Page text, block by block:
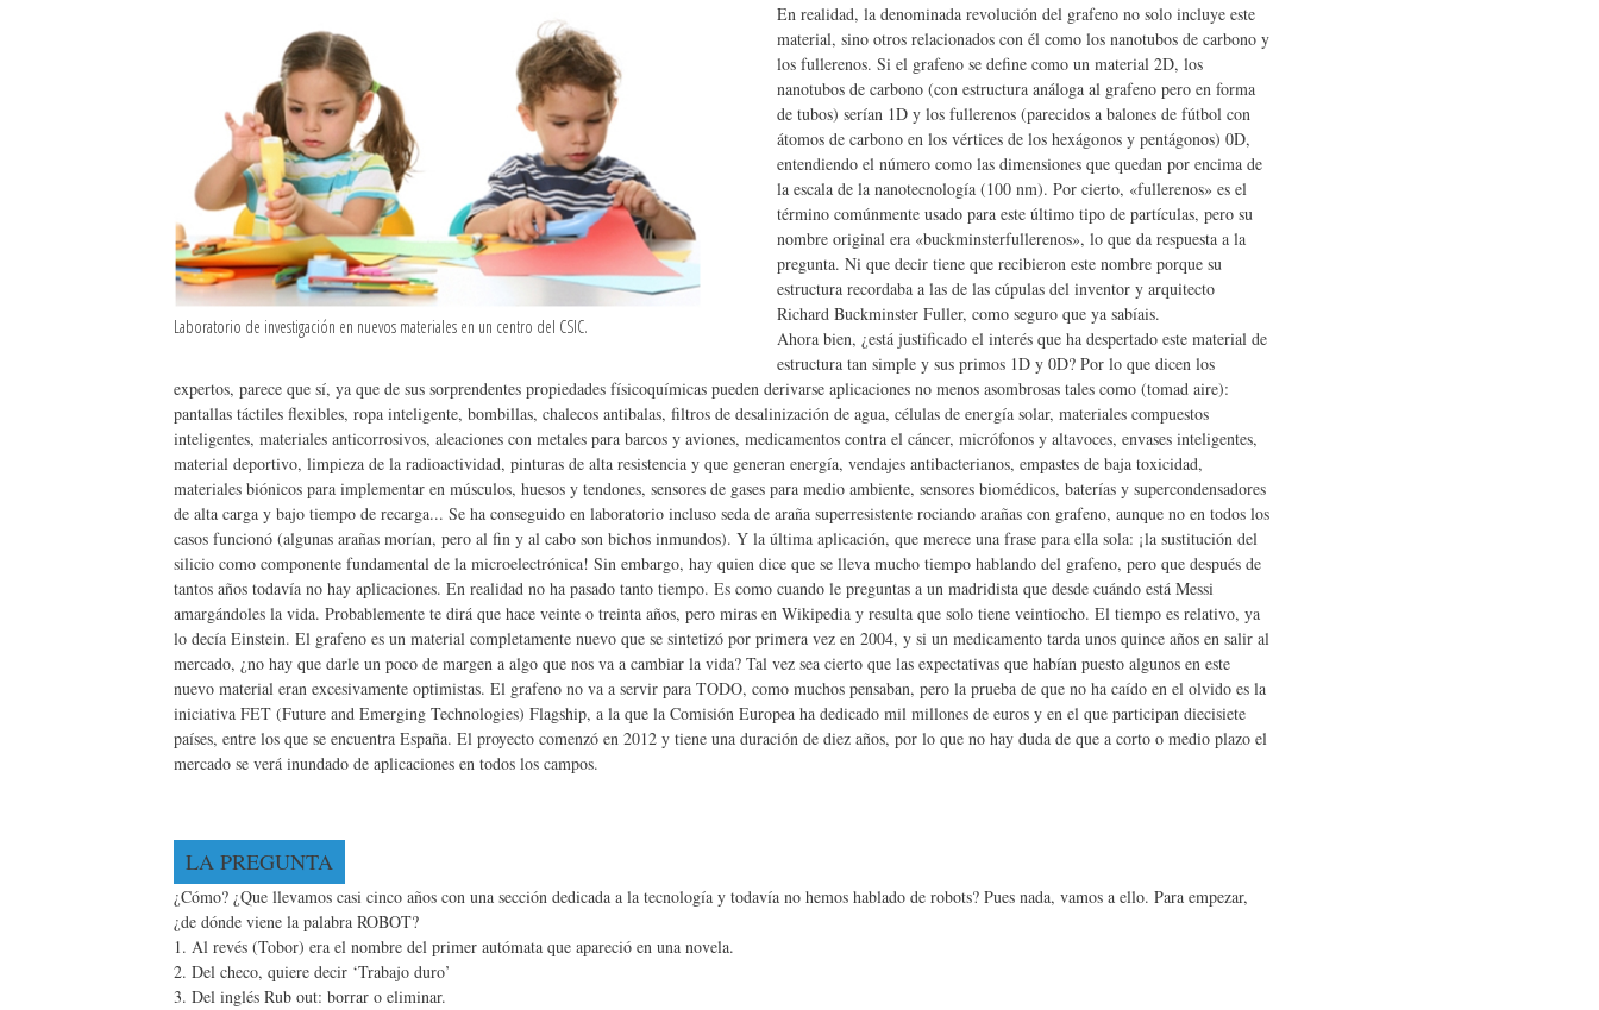
Laboratorio de investigación en nuevos materiales en un centro del CSIC.
En realidad, la denominada revolución del grafeno no solo incluye este
material, sino otros relacionados con él como los nanotubos de carbono y
los fullerenos. Si el grafeno se define como un material 2D, los
nanotubos de carbono (con estructura análoga al grafeno pero en forma
de tubos) serían 1D y los fullerenos (parecidos a balones de fútbol con
átomos de carbono en los vértices de los hexágonos y pentágonos) 0D,
entendiendo el número como las dimensiones que quedan por encima de
la escala de la nanotecnología (100 nm). Por cierto, «fullerenos» es el
término comúnmente usado para este último tipo de partículas, pero su
nombre original era «buckminsterfullerenos», lo que da respuesta a la
pregunta. Ni que decir tiene que recibieron este nombre porque su
estructura recordaba a las de las cúpulas del inventor y arquitecto
Richard Buckminster Fuller, como seguro que ya sabíais.
Ahora bien, ¿está justificado el interés que ha despertado este material de
estructura tan simple y sus primos 1D y 0D? Por lo que dicen los
expertos, parece que sí, ya que de sus sorprendentes propiedades físicoquímicas pueden derivarse aplicaciones no menos asombrosas tales como (tomad aire):
pantallas táctiles flexibles, ropa inteligente, bombillas, chalecos antibalas, filtros de desalinización de agua, células de energía solar, materiales compuestos
inteligentes, materiales anticorrosivos, aleaciones con metales para barcos y aviones, medicamentos contra el cáncer, micrófonos y altavoces, envases inteligentes,
material deportivo, limpieza de la radioactividad, pinturas de alta resistencia y que generan energía, vendajes antibacterianos, empastes de baja toxicidad,
materiales biónicos para implementar en músculos, huesos y tendones, sensores de gases para medio ambiente, sensores biomédicos, baterías y supercondensadores
de alta carga y bajo tiempo de recarga... Se ha conseguido en laboratorio incluso seda de araña superresistente rociando arañas con grafeno, aunque no en todos los
casos funcionó (algunas arañas morían, pero al fin y al cabo son bichos inmundos). Y la última aplicación, que merece una frase para ella sola: ¡la sustitución del
silicio como componente fundamental de la microelectrónica! Sin embargo, hay quien dice que se lleva mucho tiempo hablando del grafeno, pero que después de
tantos años todavía no hay aplicaciones. En realidad no ha pasado tanto tiempo. Es como cuando le preguntas a un madridista que desde cuándo está Messi
amargándoles la vida. Probablemente te dirá que hace veinte o treinta años, pero miras en Wikipedia y resulta que solo tiene veintiocho. El tiempo es relativo, ya
lo decía Einstein. El grafeno es un material completamente nuevo que se sintetizó por primera vez en 2004, y si un medicamento tarda unos quince años en salir al
mercado, ¿no hay que darle un poco de margen a algo que nos va a cambiar la vida? Tal vez sea cierto que las expectativas que habían puesto algunos en este
nuevo material eran excesivamente optimistas. El grafeno no va a servir para TODO, como muchos pensaban, pero la prueba de que no ha caído en el olvido es la
iniciativa FET (Future and Emerging Technologies) Flagship, a la que la Comisión Europea ha dedicado mil millones de euros y en el que participan diecisiete
países, entre los que se encuentra España. El proyecto comenzó en 2012 y tiene una duración de diez años, por lo que no hay duda de que a corto o medio plazo el
mercado se verá inundado de aplicaciones en todos los campos.
LA PREGUNTA
¿Cómo? ¿Que llevamos casi cinco años con una sección dedicada a la tecnología y todavía no hemos hablado de robots? Pues nada, vamos a ello. Para empezar,
¿de dónde viene la palabra ROBOT?
1. Al revés (Tobor) era el nombre del primer autómata que apareció en una novela.
2. Del checo, quiere decir ‘Trabajo duro’
3. Del inglés Rub out: borrar o eliminar.